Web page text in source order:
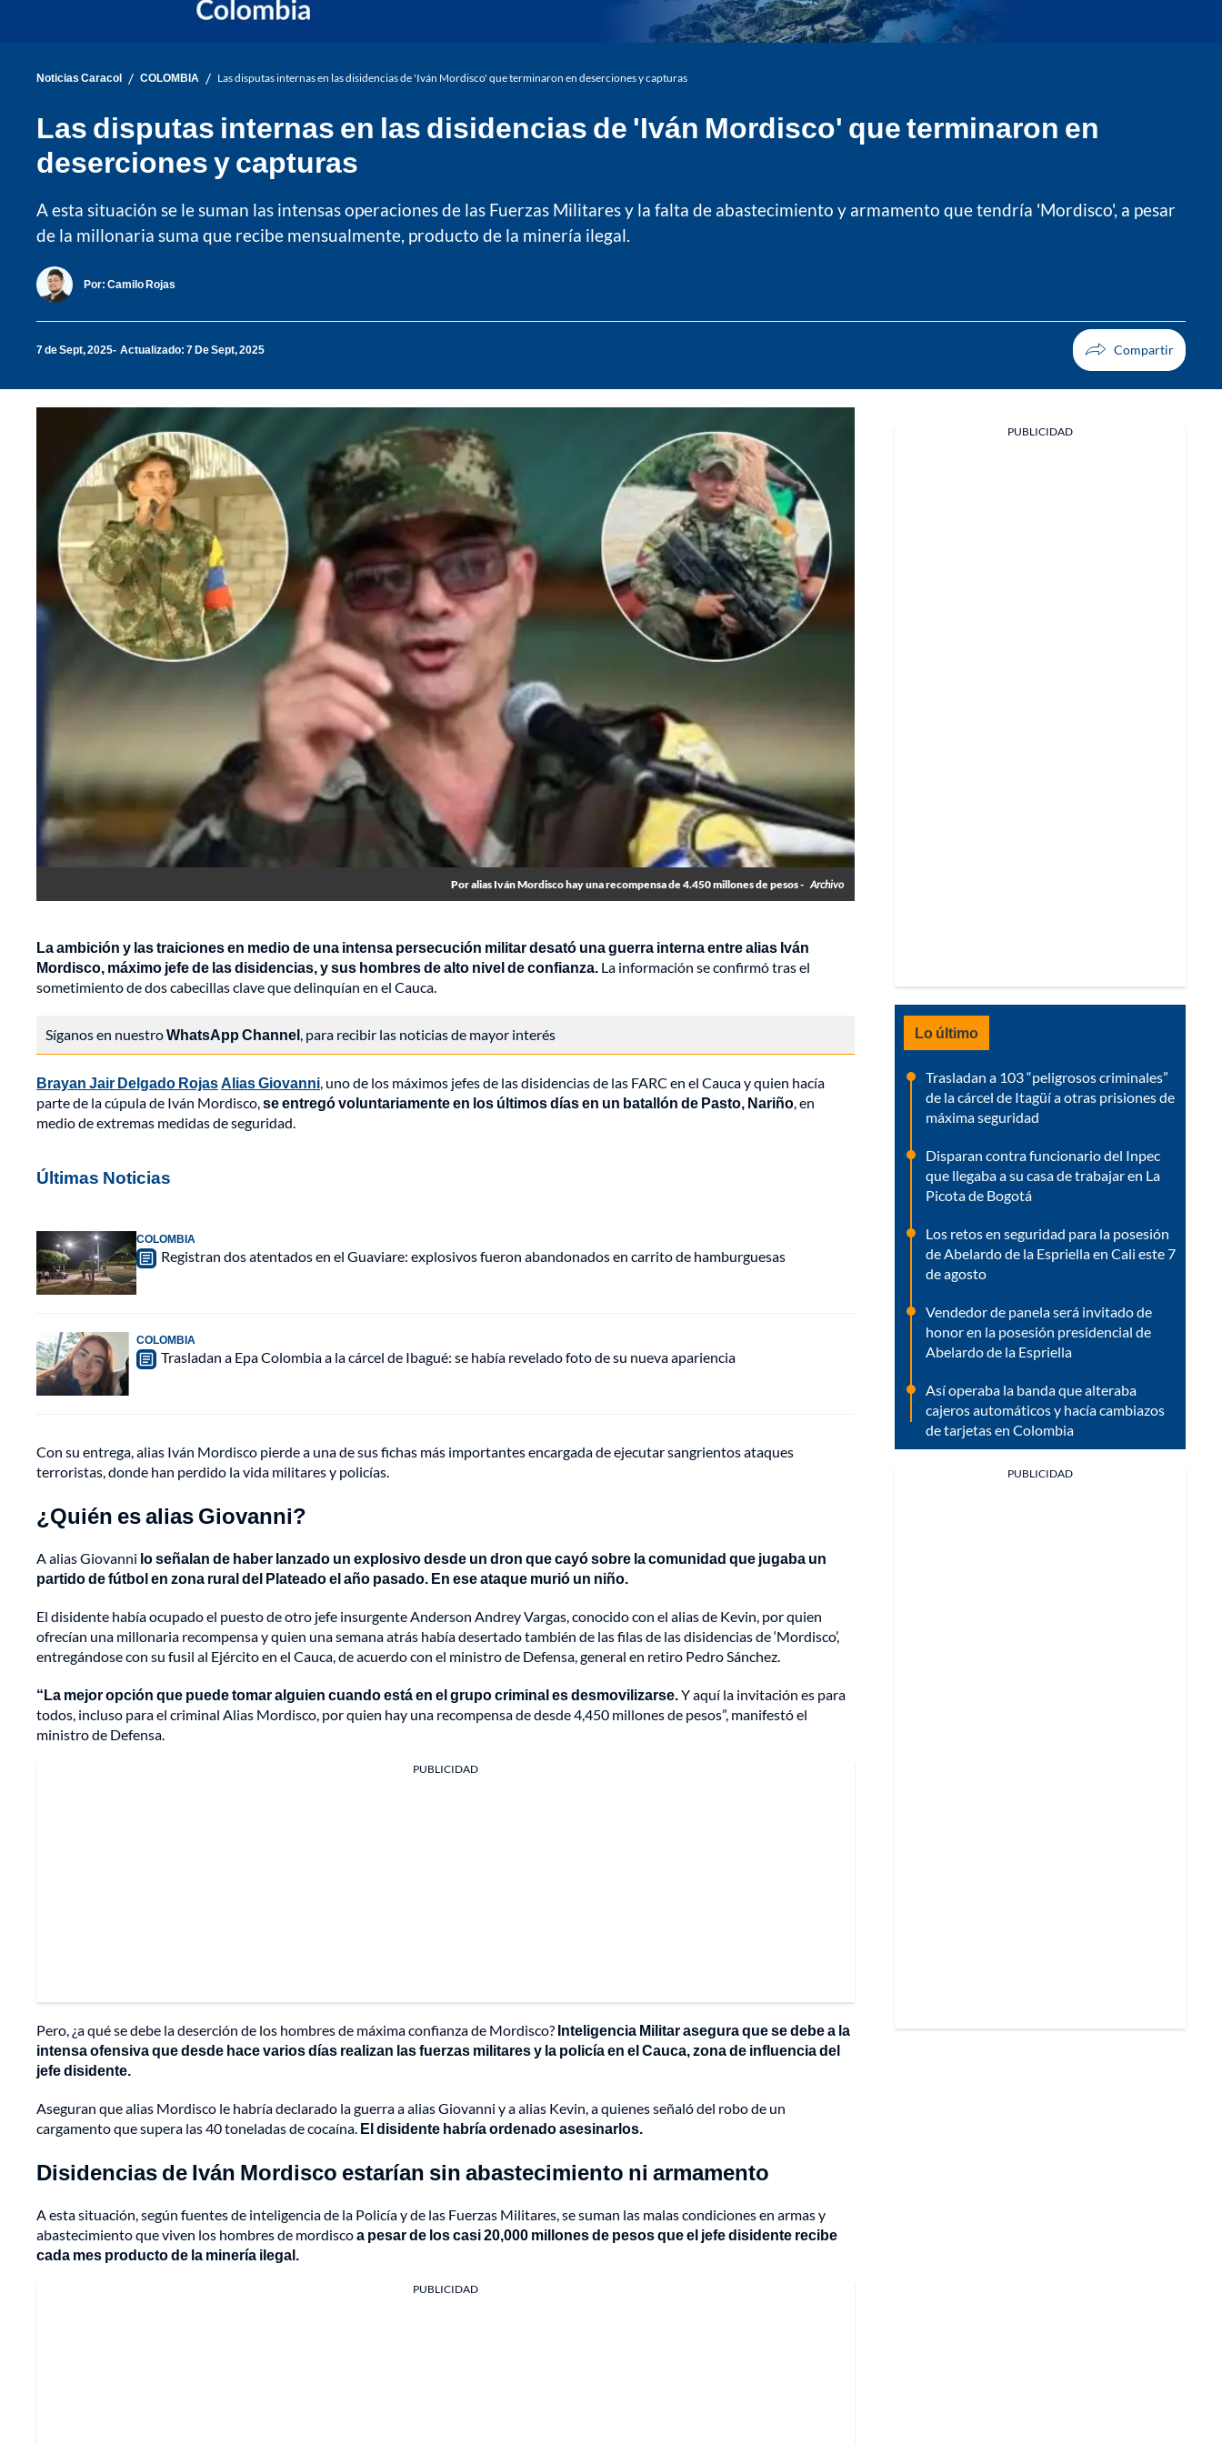
Noticias Caracol / COLOMBIA / Las disputas internas en las disidencias de 'Iván Mordisco' que terminaron en deserciones y capturas
Las disputas internas en las disidencias de 'Iván Mordisco' que terminaron en
deserciones y capturas
A esta situación se le suman las intensas operaciones de las Fuerzas Militares y la falta de abastecimiento y armamento que tendría 'Mordisco', a pesar
de la millonaria suma que recibe mensualmente, producto de la minería ilegal.
Por: Camilo Rojas
7 de Sept, 2025 Actualizado: 7 De Sept, 2025
Por alias Iván Mordisco hay una recompensa de 4.450 millones de pesos - Archivo
La ambición y las traiciones en medio de una intensa persecución militar desató una guerra interna entre alias Iván
Mordisco, máximo jefe de las disidencias, y sus hombres de alto nivel de confianza. La información se confirmó tras el
sometimiento de dos cabecillas clave que delinquían en el Cauca.
Síganos en nuestroWhatsApp Channel, para recibir las noticias de mayor interés
Brayan Jair Delgado RojasAlias Giovanni, uno de los máximos jefes de las disidencias de las FARC en el Cauca y quien hacía
parte de la cúpula de Iván Mordisco,se entregó voluntariamente en los últimos días en un batallón de Pasto, Nariño, en
medio de extremas medidas de seguridad.
Últimas Noticias
COLOMBIA
Registran dos atentados en el Guaviare: explosivos fueron abandonados en carrito de hamburguesas
COLOMBIA
Trasladan a Epa Colombia a la cárcel de Ibagué: se había revelado foto de su nueva apariencia
Con su entrega, alias Iván Mordisco pierde a una de sus fichas más importantes encargada de ejecutar sangrientos ataques
terroristas, donde han perdido la vida militares y policías.
¿Quién es alias Giovanni?
A alias Giovanni lo señalan de haber lanzado un explosivo desde un dron que cayó sobre la comunidad que jugaba un
partido de fútbol en zona rural del Plateado el año pasado. En ese ataque murió un niño.
El disidente había ocupado el puesto de otro jefe insurgente Anderson Andrey Vargas, conocido con el alias de Kevin, por quien
ofrecían una millonaria recompensa y quien una semana atrás había desertado también de las filas de las disidencias de ‘Mordisco’,
entregándose con su fusil al Ejército en el Cauca, de acuerdo con el ministro de Defensa, general en retiro Pedro Sánchez.
“La mejor opción que puede tomar alguien cuando está en el grupo criminal es desmovilizarse.Y aquí la invitación es para
todos, incluso para el criminal Alias Mordisco, por quien hay una recompensa de desde 4,450 millones de pesos”, manifestó el
ministro de Defensa.
PUBLICIDAD
Pero, ¿a qué se debe la deserción de los hombres de máxima confianza de Mordisco? Inteligencia Militar asegura que se debe a la
intensa ofensiva que desde hace varios días realizan las fuerzas militares y la policía en el Cauca, zona de influencia del
jefe disidente.
Aseguran que alias Mordisco le habría declarado la guerra a alias Giovanni y a alias Kevin, a quienes señaló del robo de un
cargamento que supera las 40 toneladas de cocaína. El disidente habría ordenado asesinarlos.
Disidencias de Iván Mordisco estarían sin abastecimiento ni armamento
A esta situación, según fuentes de inteligencia de la Policía y de las Fuerzas Militares, se suman las malas condiciones en armas y
abastecimiento que viven los hombres de mordiscoa pesar de los casi 20,000 millones de pesos que el jefe disidente recibe
cada mes producto de la minería ilegal.
PUBLICIDAD
PUBLICIDAD
Lo último
Trasladan a 103 “peligrosos criminales”
de la cárcel de Itagüí a otras prisiones de
máxima seguridad
Disparan contra funcionario del Inpec
que llegaba a su casa de trabajar en La
Picota de Bogotá
Los retos en seguridad para la posesión
de Abelardo de la Espriella en Cali este 7
de agosto
Vendedor de panela será invitado de
honor en la posesión presidencial de
Abelardo de la Espriella
Así operaba la banda que alteraba
cajeros automáticos y hacía cambiazos
de tarjetas en Colombia
PUBLICIDAD